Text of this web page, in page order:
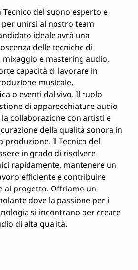
Tecnico del suono esperto e
unirsi al nostro team
ideale avrà una
delle tecniche di
e mastering audio,
capacità di lavorare in
musicale,
o eventi dal vivo. Il ruolo
di apparecchiature audio
collaborazione con artisti e
della qualità sonora in
produzione. Il Tecnico del
in grado di risolvere
rapidamente, mantenere un
efficiente e contribuire
al progetto. Offriamo un
dove la passione per il
si incontrano per creare
di alta qualità.